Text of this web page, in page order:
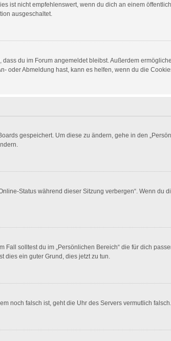
ist nicht empfehlenswert, wenn du dich an einem
ausgeschaltet.
du im Forum angemeldet bleibst. Außerdem
oder Abmeldung hast, kann es helfen, wenn du die
gespeichert. Um diese zu ändern, gehe in den
Status während dieser Sitzung verbergen“. Wenn du
solltest du im „Persönlichen Bereich“ die für dich
dies ein guter Grund, dies jetzt zu tun.
noch falsch ist, geht die Uhr des Servers vermutlich